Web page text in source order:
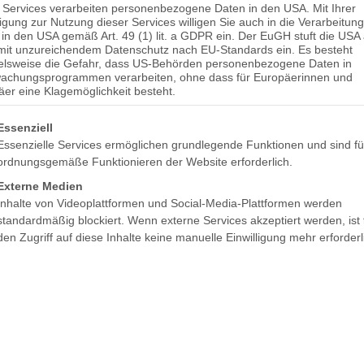
Öffnungszeiten
Services verarbeiten personenbezogene Daten in den USA. Mit Ihrer
zur Nutzung dieser Services willigen Sie auch in die
den USA gemäß Art. 49 (1) lit. a GDPR ein. Der EuGH stuft die USA
unzureichendem Datenschutz nach EU-Standards ein. Es besteht
die Gefahr, dass US-Behörden personenbezogene Daten in
verarbeiten, ohne dass für Europäerinnen und
eine Klagemöglichkeit besteht.
eine Liste der Service-Gruppen, für die eine Einwilligung erteilt
Services ermöglichen grundlegende Funktionen und sind
Funktionieren der Website erforderlich.
Medien
von Videoplattformen und Social-Media-Plattformen werden
blockiert. Wenn externe Services akzeptiert werden, ist
Zugriff auf diese Inhalte keine manuelle Einwilligung mehr